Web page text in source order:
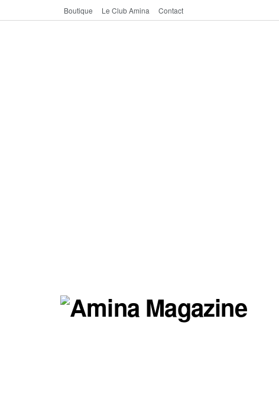
Boutique Le Club Amina Contact